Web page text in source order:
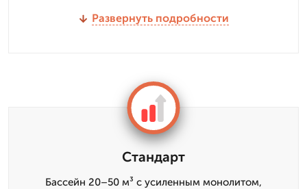
Развернуть подробности
Стандарт
Бассейн 20–50 м³ с усиленным монолитом,